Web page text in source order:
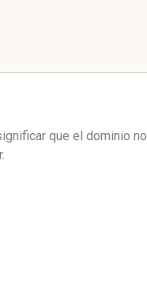
que el dominio no